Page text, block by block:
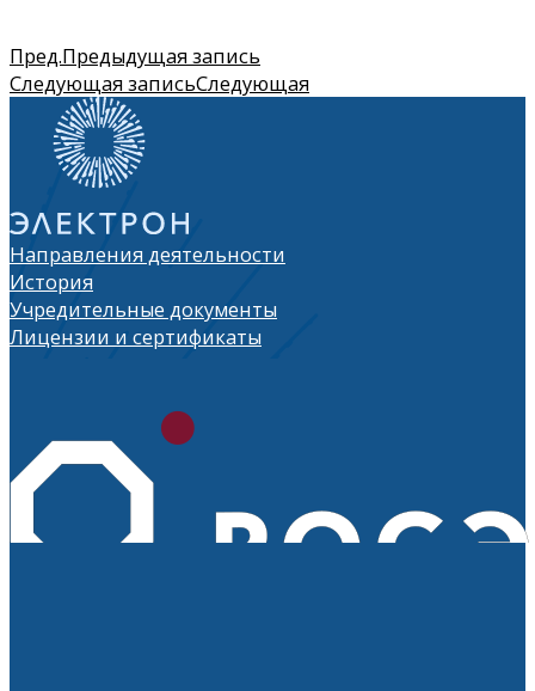
Пред.Предыдущая запись
Следующая записьСледующая
Направления деятельности
История
Учредительные документы
Лицензии и сертификаты